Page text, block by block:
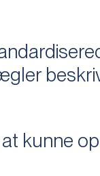
kunne